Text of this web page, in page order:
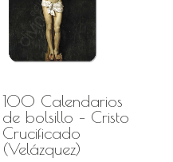
100 Calendarios
de bolsillo – Cristo
Crucificado
(Velázquez)